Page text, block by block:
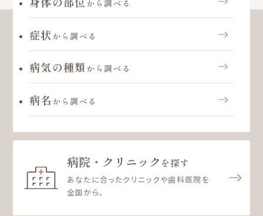
から調べる
症状 から調べる
病気の種類 から調べる
病名 から調べる
病院・クリニック を探す
あなたに合ったクリニックや歯科医院を
全国から。